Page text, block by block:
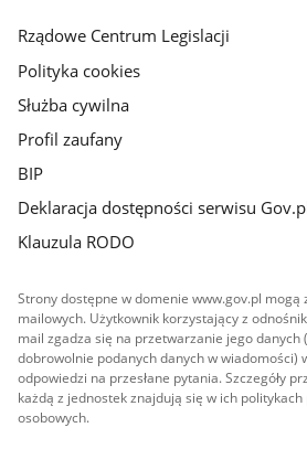
Rządowe Centrum Legislacji
Polityka cookies
Służba cywilna
Profil zaufany
BIP
Deklaracja dostępności serwisu
Klauzula RODO
Strony dostępne w domenie www.gov.pl
mailowych. Użytkownik korzystający z
mail zgadza się na przetwarzanie jego danych
dobrowolnie podanych danych w wiadomości)
odpowiedzi na przesłane pytania. Szczegóły
każdą z jednostek znajdują się w ich
osobowych.